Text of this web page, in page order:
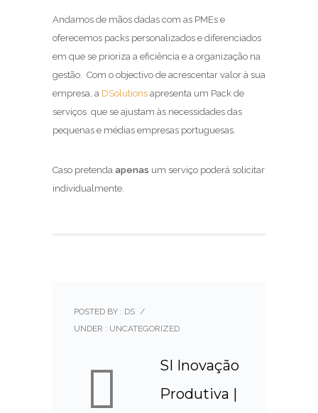
Andamos de mãos dadas com as PMEs e
oferecemos packs personalizados e diferenciados
em que se prioriza a eficiência e a organização na
gestão. Com o objectivo de acrescentar valor à sua
empresa, a DSolutions apresenta um Pack de
serviços que se ajustam às necessidades das
pequenas e médias empresas portuguesas.
Caso pretenda apenas um serviço poderá solicitar
individualmente.
POSTED BY : DS /
UNDER : UNCATEGORIZED
SI Inovação
Produtiva |